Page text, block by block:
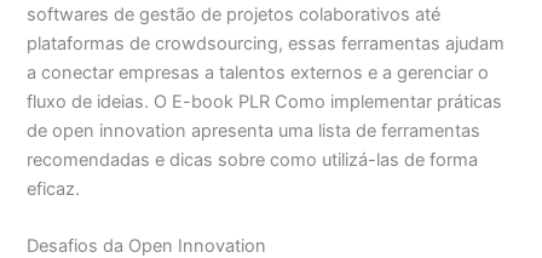
softwares de gestão de projetos colaborativos até
plataformas de crowdsourcing, essas ferramentas ajudam
a conectar empresas a talentos externos e a gerenciar o
fluxo de ideias. O E-book PLR Como implementar práticas
de open innovation apresenta uma lista de ferramentas
recomendadas e dicas sobre como utilizá-las de forma
eficaz.
Desafios da Open Innovation